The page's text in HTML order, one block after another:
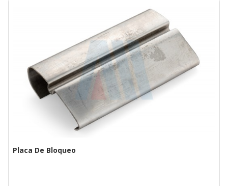
Placa De Bloqueo